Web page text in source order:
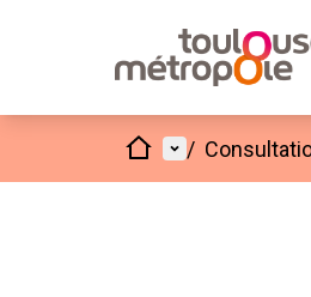
AccueilMenu principal
/